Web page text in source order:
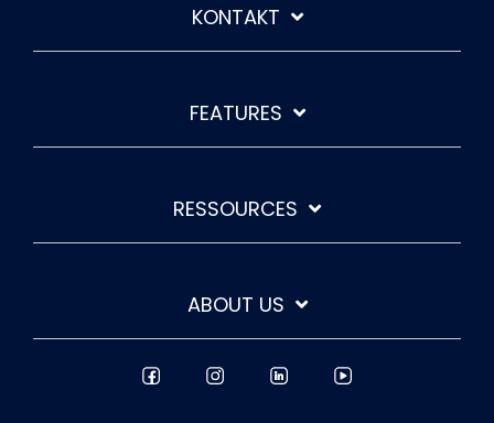
KONTAKT
FEATURES
RESSOURCES
ABOUT US